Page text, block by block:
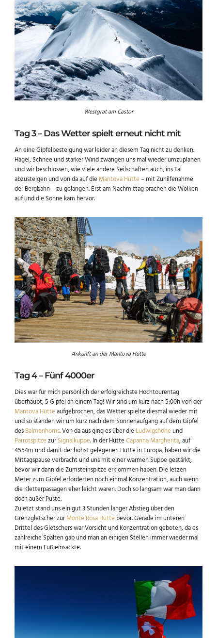
Westgrat am Castor
Tag 3 – Das Wetter spielt erneut nicht mit
An eine Gipfelbesteigung war leider an diesem Tag nicht zu denken.
Hagel, Schnee und starker Wind zwangen uns mal wieder umzuplanen
und wir beschlossen, wie viele andere Seilschaften auch, ins Tal
abzusteigen und von da auf dieMantova Hütte– mit Zuhilfenahme
der Bergbahn – zu gelangen. Erst am Nachmittag brachen die Wolken
auf und die Sonne kam hervor.
Ankunft an der Mantova Hütte
Tag 4 – Fünf 4000er
Dies war für mich persönlich der erfolgreichste Hochtourentag
überhaupt, 5 Gipfel an einem Tag! Wir sind um kurz nach 5:00h von der
Mantova Hütteaufgebrochen, das Wetter spielte diesmal wieder mit
und so standen wir um kurz nach dem Sonnenaufgang auf dem Gipfel
desBalmenhorns. Von da aus ging es über dieLudwigshöheund
ParrotspitzezurSignalkuppe. In der HütteCapanna Margherita, auf
4554m und damit der höhst gelegenen Hütte in Europa, haben wir die
Mittagspause verbracht und uns mit einer warmen Suppe gestärkt,
bevor wir dann die Zumsteinspitze erklommen haben. Die letzen
Meter zum Gipfel erforderten noch einmal Konzentration, auch wenn
die Kletterpassagen eher leicht waren. Doch so langsam war man dann
doch außer Puste.
Zuletzt stand uns ein gut 3 Stunden langer Abstieg über den
Grenzgletscher zurMonte Rosa Hütte bevor. Gerade im unteren
Drittel des Gletschers war Vorsicht und Konzentration geboten, da es
zahlreiche Spalten gab und man an einigen Stellen immer wieder mal
mit einem Fuß einsackte.